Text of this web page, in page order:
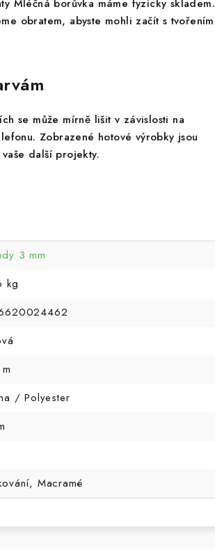
Mléčná borůvka máme fyzicky skladem.
obratem, abyste mohli začít s tvořením
se může mírně lišit v závislosti na
Zobrazené hotové výrobky jsou
další projekty.
3 mm
kg
/ Polyester
Macramé